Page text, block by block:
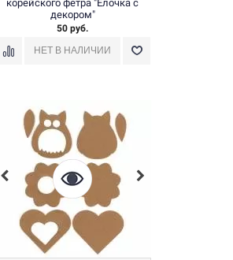
корейского фетра "Ёлочка с
декором"
50 руб.